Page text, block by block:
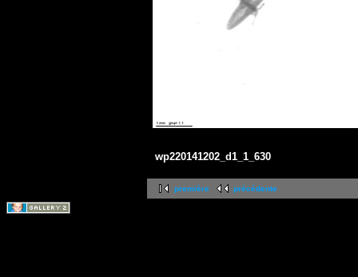
wp220141202_d1_1_630
première précédente